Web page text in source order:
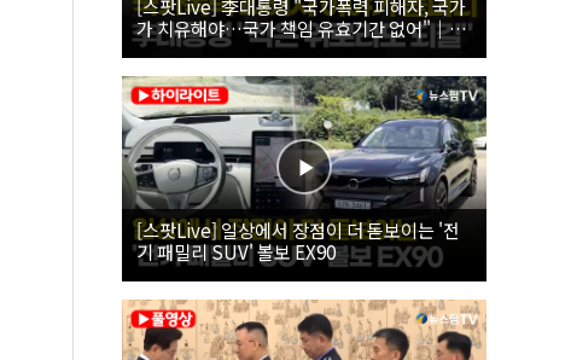
[스팟Live] 李대통령 "국가폭력 피해자, 국가
가 치유해야…국가 책임 유효기간 없어"｜
26.08.07 국가폭력 피해자 위로 오찬
[스팟Live] 일상에서 장점이 더 돋보이는 '전
기 패밀리 SUV' 볼보 EX90